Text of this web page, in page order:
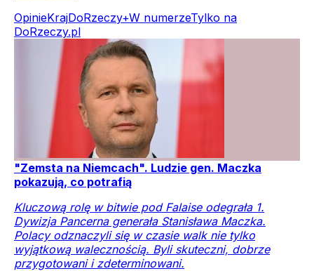
OpinieKrajDoRzeczy+W numerzeTylko na
DoRzeczy.pl
"Zemsta na Niemcach". Ludzie gen. Maczka
pokazują, co potrafią
Kluczową rolę w bitwie pod Falaise odegrała 1.
Dywizja Pancerna generała Stanisława Maczka.
Polacy odznaczyli się w czasie walk nie tylko
wyjątkową walecznością. Byli skuteczni, dobrze
przygotowani i zdeterminowani.